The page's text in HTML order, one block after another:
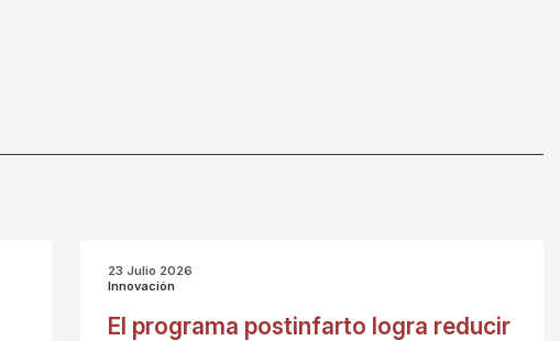
23 Julio 2026
Innovación
El programa postinfarto logra reducir